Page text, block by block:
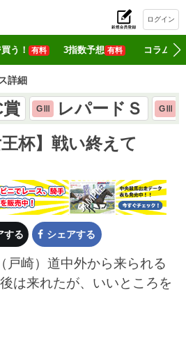
ログイン
う！ 有料 3指数予想 有料 コラム
詳細
賞 GⅢ レパードＳ GⅢ
杯】戦い終えて
する シェアする
崎）道中外から来られる
は来れたが、いいところを